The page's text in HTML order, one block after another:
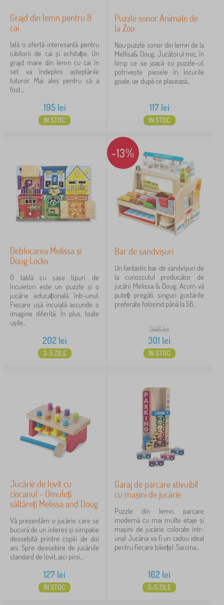
i
i
Etichete
Mărci
1
Kocot Kids
45
PASTELOWE LOVE®
9
ADEKO®
7
afișează
mai
multe >
FILTRARE
Grajd din lemn pentru 8
cai
Iată o ofertă interesantă pentru
iubitorii de cai și echitație. Un
grajd mare din lemn cu cai în
set va îndeplini așteptările
tuturor. Mai ales pentru că a
fost...
195lei
IN STOC
Puzzle sonor Animale de
la Zoo
Nou puzzle sonor din lemn de la
Mellisa& Doug. Jucătorul mic, în
timp ce se joacă cu puzzle-ul,
potrivește piesele în locurile
goale, iar după ce plasează...
117lei
IN STOC
Deblocarea Melissa și
Doug Locks
O tablă cu șase tipuri de
încuietori este un puzzle și o
jucărie educațională într-unul.
Fiecare ușă încuiată ascunde o
imagine diferită. În plus, toate
ușile...
202lei
3-5 ZILE
-13%
Bar de sandvișuri
Un fantastic bar de sandvișuri de
la cunoscutul producător de
jucării Melissa & Doug. Acum vă
puteți pregăti singuri gustările
preferate folosind până la 56...
346lei
301 lei
IN STOC
Jucărie de lovit cu
ciocanul - Omuleți
săltăreți Melissa and Doug
Vă prezentăm o jucărie care se
bucură de un interes și simpatie
deosebită printre copiii de doi
ani. Spre deosebire de jucăriile
standard de lovit, aici pinii...
127 lei
IN STOC
Garaj de parcare stivuibil
cu mașini de jucărie
Puzzle din lemn, parcare
modernă cu mai multe etaje și
mașini de jucărie colorate într-
una! Jucăria va fi un cadou ideal
pentru fiecare băiețel. Sarcina...
162 lei
3-5 ZILE